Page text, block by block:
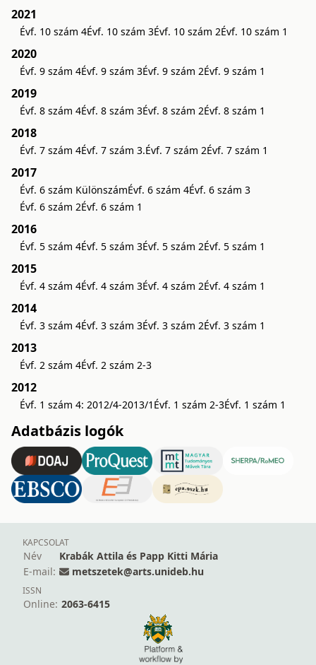
2021
Évf. 10 szám 4Évf. 10 szám 3Évf. 10 szám 2Évf. 10 szám 1
2020
Évf. 9 szám 4Évf. 9 szám 3Évf. 9 szám 2Évf. 9 szám 1
2019
Évf. 8 szám 4Évf. 8 szám 3Évf. 8 szám 2Évf. 8 szám 1
2018
Évf. 7 szám 4Évf. 7 szám 3.Évf. 7 szám 2Évf. 7 szám 1
2017
Évf. 6 szám KülönszámÉvf. 6 szám 4Évf. 6 szám 3
Évf. 6 szám 2Évf. 6 szám 1
2016
Évf. 5 szám 4Évf. 5 szám 3Évf. 5 szám 2Évf. 5 szám 1
2015
Évf. 4 szám 4Évf. 4 szám 3Évf. 4 szám 2Évf. 4 szám 1
2014
Évf. 3 szám 4Évf. 3 szám 3Évf. 3 szám 2Évf. 3 szám 1
2013
Évf. 2 szám 4Évf. 2 szám 2-3
2012
Évf. 1 szám 4: 2012/4-2013/1 Évf. 1 szám 2-3Évf. 1 szám 1
Adatbázis logók
KAPCSOLAT
Név
Krabák Attila és Papp Kitti Mária
E-mail:
metszetek@arts.unideb.hu
ISSN
Online: 2063-6415